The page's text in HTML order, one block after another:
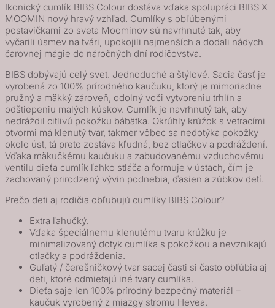
Moomin
Colour
cumlíky
prírodného
kaučuku
2ks
-
veľkosť
2
-
Good
Night
Breeze
Mix
Ikonický cumlík BIBS Colour dostáva vďaka spolupráci BIBS X
MOOMIN nový hravý vzhľad. Cumlíky s obľúbenými
postavičkami zo sveta Moominov sú navrhnuté tak, aby
vyčarili úsmev na tvári, upokojili najmenších a dodali nádych
čarovnej mágie do náročných dní rodičovstva.
BIBS dobývajú celý svet. Jednoduché a štýlové. Sacia časť je
vyrobená zo 100% prírodného kaučuku, ktorý je mimoriadne
pružný a mäkký zároveň, odolný voči vytvoreniu trhlín a
odštiepeniu malých kúskov. Cumlík je navrhnutý tak, aby
nedráždil citlivú pokožku bábätka. Okrúhly krúžok s vetracími
otvormi má klenutý tvar, takmer vôbec sa nedotýka pokožky
okolo úst, tá preto zostáva kľudná, bez otlačkov a podráždení.
Vďaka mäkučkému kaučuku a zabudovanému vzduchovému
ventilu dieťa cumlík ľahko stláča a formuje v ústach, čím je
zachovaný prirodzený vývin podnebia, ďasien a zúbkov detí.
Prečo deti aj rodičia obľubujú cumlíky BIBS Colour?
Extra ľahučký.
Vďaka špeciálnemu klenutému tvaru krúžku je
minimalizovaný dotyk cumlíka s pokožkou a nevznikajú
otlačky a podráždenia.
Guľatý / čerešničkový tvar sacej časti si často obľúbia aj
deti, ktoré odmietajú iné tvary cumlíka.
Dieťa saje len 100% prírodný bezpečný materiál –
kaučuk vyrobený z miazgy stromu Hevea.